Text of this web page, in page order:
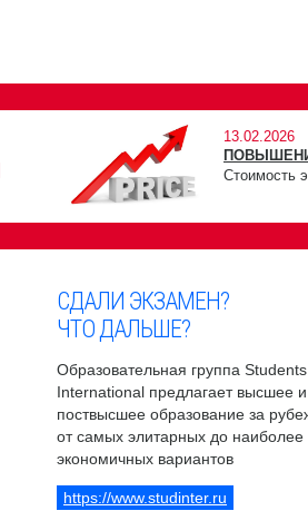
13.02.2026
Стоимость
СДАЛИ ЭКЗАМЕН?
ЧТО ДАЛЬШЕ?
Образовательная группа Students
International предлагает высшее и
поствысшее образование за
от самых элитарных до наиболее
экономичных вариантов
https://www.studinter.ru